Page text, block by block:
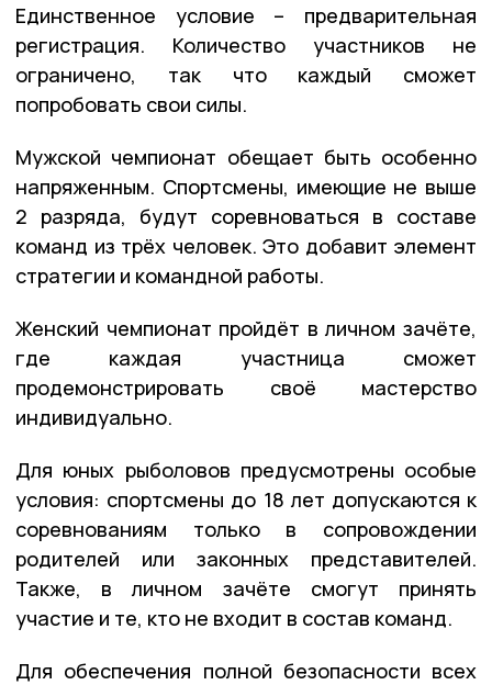
Единственное условие – предварительная
регистрация. Количество участников не
ограничено, так что каждый сможет
попробовать свои силы.
Мужской чемпионат обещает быть особенно
напряженным. Спортсмены, имеющие не выше
2 разряда, будут соревноваться в составе
команд из трёх человек. Это добавит элемент
стратегии и командной работы.
Женский чемпионат пройдёт в личном зачёте,
где каждая участница сможет
продемонстрировать своё мастерство
индивидуально.
Для юных рыболовов предусмотрены особые
условия: спортсмены до 18 лет допускаются к
соревнованиям только в сопровождении
родителей или законных представителей.
Также, в личном зачёте смогут принять
участие и те, кто не входит в состав команд.
Для обеспечения полной безопасности всех